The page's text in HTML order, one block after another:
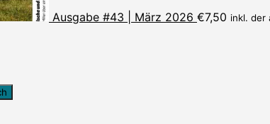
Ausgabe #43 | März 2026 €7,50 inkl. der